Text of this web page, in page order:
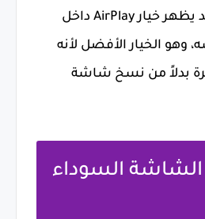
في بعض الحالات قد يظهر خيار AirPlay داخل
وهو الخيار الأفضل لأنه
بدلاً من نسخ شاشة
الشاشة السوداء